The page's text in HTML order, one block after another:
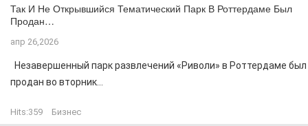
Так И Не Открывшийся Тематический Парк В Роттердаме Был
Продан…
апр 26,2026
Незавершенный парк развлечений «Риволи» в Роттердаме был
продан во вторник...
Hits:359 Бизнес